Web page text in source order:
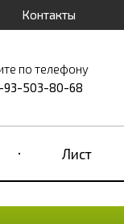
Контакты
по телефону
93-503-80-68
Лист